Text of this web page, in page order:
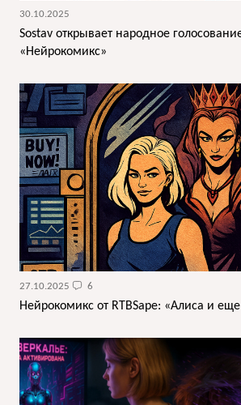
30.10.2025
Sostav открывает народное
«Нейрокомикс»
27.10.2025 6
Нейрокомикс от RTBSape: «Алиса и